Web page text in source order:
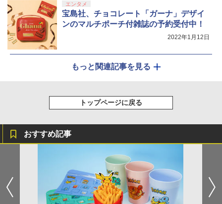
エンタメ
宝島社、チョコレート「ガーナ」デザイ
ンのマルチポーチ付雑誌の予約受付中！
2022年1月12日
もっと関連記事を見る
トップページに戻る
おすすめ記事